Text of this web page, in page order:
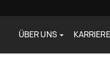
ÜBER UNS KARRIERE